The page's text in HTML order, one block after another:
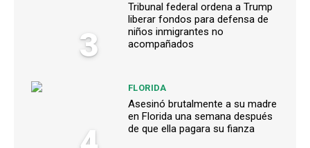
3
Tribunal federal ordena a Trump
liberar fondos para defensa de
niños inmigrantes no
acompañados
FLORIDA
Asesinó brutalmente a su madre
en Florida una semana después
de que ella pagara su fianza